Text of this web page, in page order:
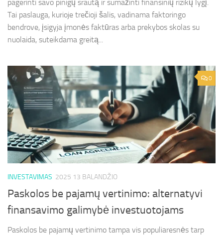
pagerinti savo pinigų srautą ir sumažinti finansinių rizikų lygį.
Tai paslauga, kurioje trečioji šalis, vadinama faktoringo
bendrove, įsigyja įmonės faktūras arba prekybos skolas su
nuolaida, suteikdama greitą...
0
INVESTAVIMAS 2025 13 BALANDŽIO
Paskolos be pajamų vertinimo: alternatyvi
finansavimo galimybė investuotojams
Paskolos be pajamų vertinimo tampa vis populiaresnės tarp